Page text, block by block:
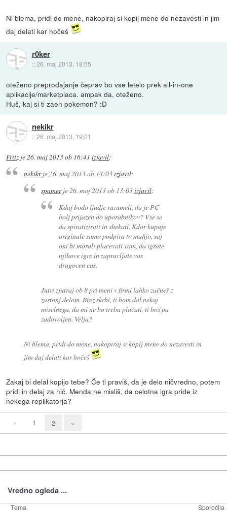
Ni blema, pridi do mene, nakopiraj si kopij mene do nezavesti in jim
daj delati kar hočeš
r0ker
::26. maj 2013, 18:55
oteženo preprodajanje čeprav bo vse letelo prek all-in-one
aplikacije/marketplaca. ampak da, oteženo.
Huš, kaj si ti zaen pokemon? :D
nekikr
::26. maj 2013, 19:01
Fritz je26. maj 2013 ob 16:41 izjavil:
nekikrje26. maj 2013 ob 14:03izjavil:
spamerje26. maj 2013 ob 13:03izjavil:
Kdaj bodo ljudje razumeli, da je PC
bolj prijazen do uporabnikov? Vse se
da spiratizirati in shekati. Kdor kupuje
originale samo podpira to mafijo, saj
oni bi morali placevati vam, da igrate
njihove igre in zapravljate vas
dragocen cas.
Jutri zjutraj ob 8 pri meni v firmi lahko začneš z
zastonj delom. Brez skrbi, ti bom dal nekaj
miselnega, da mi ne bo treba plačati, ti boš pa
zadovoljen. Velja?
Ni blema, pridi do mene, nakopiraj si kopij mene do nezavesti in
jim daj delati kar hočeš
Zakaj bi delal kopijo tebe? Če ti praviš, da je delo ničvredno, potem
pridi in delaj za nič. Menda ne misliš, da celotna igra pride iz
nekega replikatorja?
« 1 2 »
Vredno ogleda ...
Tema Sporočila